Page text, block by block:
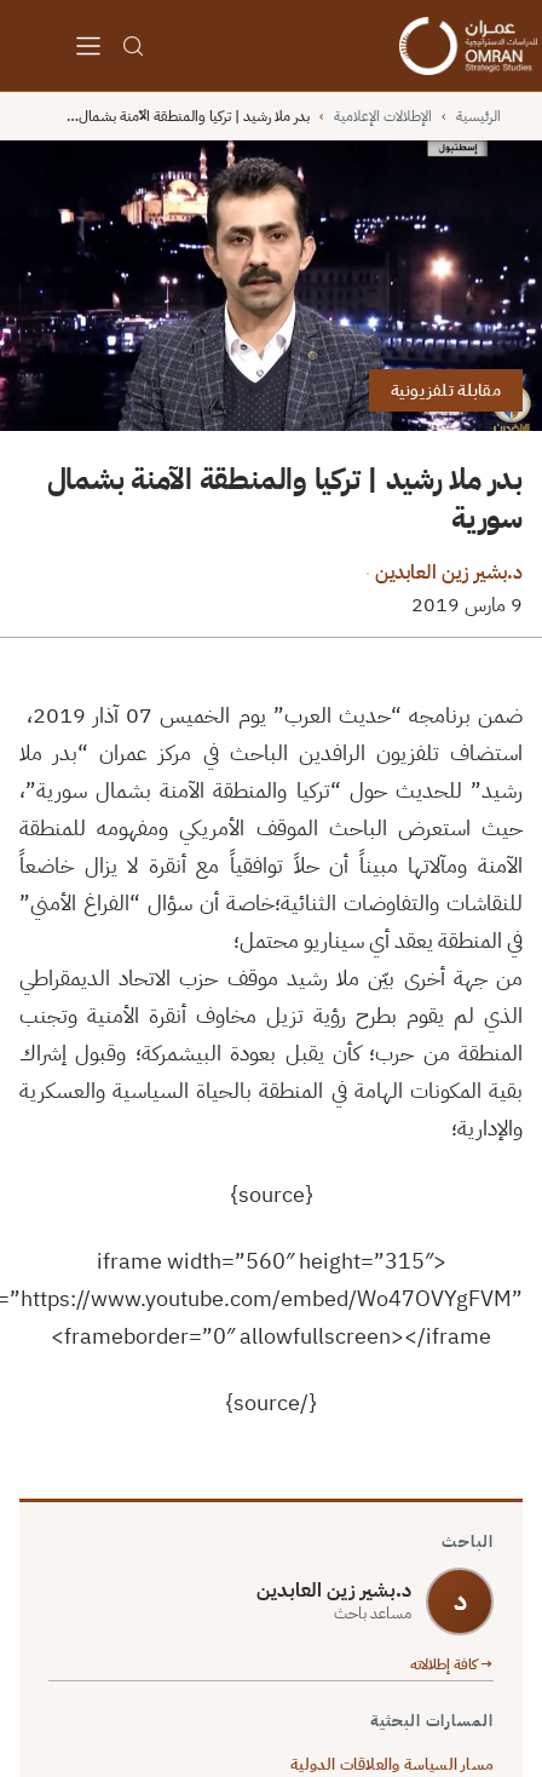
الرئيسية › الإطلالات الإعلامية › بدر ملا رشيد | تركيا والمنطقة الآمنة بشمال…
مقابلة تلفزيونية
ملا رشيد | تركيا والمنطقة الآمنة بشمال
زين العابدين ·
ضمن برنامجه “حديث العرب” يوم الخميس 07 آذار 2019،
تلفزيون الرافدين الباحث في مركز عمران “بدر ملا
للحديث حول “تركيا والمنطقة الآمنة بشمال سورية”،
استعرض الباحث الموقف الأمريكي ومفهومه للمنطقة
ومآلاتها مبيناً أن حلاً توافقياً مع أنقرة لا يزال خاضعاً
والتفاوضات الثنائية؛خاصة أن سؤال “الفراغ الأمني”
المنطقة يعقد أي سيناريو محتمل؛
جهة أخرى بيّن ملا رشيد موقف حزب الاتحاد الديمقراطي
لم يقوم بطرح رؤية تزيل مخاوف أنقرة الأمنية وتجنب
من حرب؛ كأن يقبل بعودة البيشمركة؛ وقبول إشراك
المكونات الهامة في المنطقة بالحياة السياسية والعسكرية
<iframe width=”560″ height=”315″
src=”https://www.youtube.com/embed/
frameborder=”0″ allowfullscreen></iframe>
الباحث
د د.بشير زين العابدين
مساعد باحث
→ كافة إطلالاته
المسارات البحثية
مسار السياسة والعلاقات الدولية